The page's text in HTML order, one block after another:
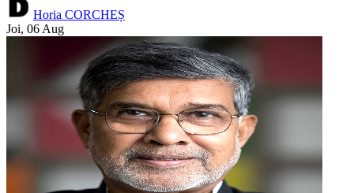
Horia CORCHEȘ
Joi, 06 Aug